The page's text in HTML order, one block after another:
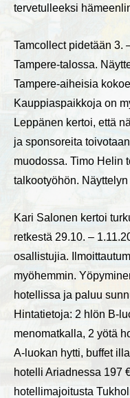
tervetulleeksi
Tamcollect pidetään 3.
Tampere-talossa.
Tampere-aiheisia
Kauppiaspaikkoja on
Leppänen kertoi, että
ja sponsoreita
muodossa. Timo Helin
talkootyöhön.
Kari Salonen kertoi
retkestä 29.10. –
osallistujia.
myöhemmin.
hotellissa ja paluu
Hintatietoja: 2 hlön B-
menomatkalla, 2 yötä
A-luokan hytti, buffet
hotelli Ariadnessa 197
hotellimajoitusta